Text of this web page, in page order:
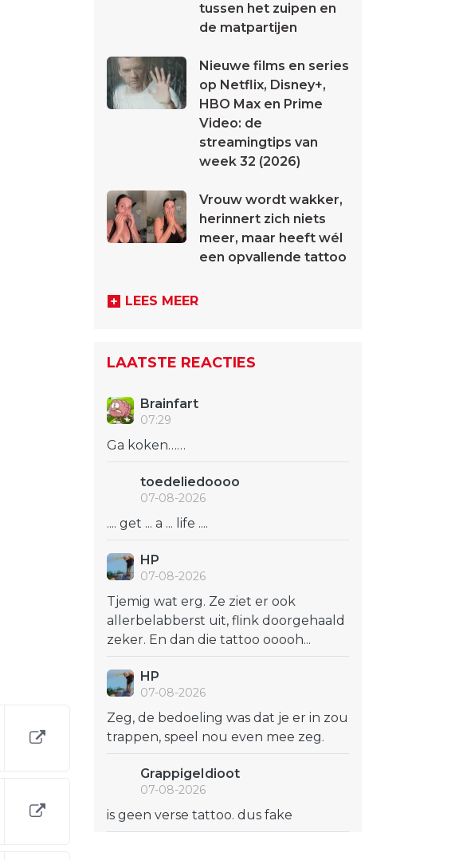
tussen het zuipen en
de matpartijen
Nieuwe films en series
op Netflix, Disney+,
HBO Max en Prime
Video: de
streamingtips van
week 32 (2026)
Vrouw wordt wakker,
herinnert zich niets
meer, maar heeft wél
een opvallende tattoo
LEES MEER
LAATSTE REACTIES
Brainfart
07:29
Ga koken……
toedeliedoooo
07-08-2026
.... get ... a ... life ....
HP
07-08-2026
Tjemig wat erg. Ze ziet er ook
allerbelabberst uit, flink doorgehaald
zeker. En dan die tattoo ooooh...
HP
07-08-2026
Zeg, de bedoeling was dat je er in zou
trappen, speel nou even mee zeg.
GrappigeIdioot
07-08-2026
is geen verse tattoo. dus fake